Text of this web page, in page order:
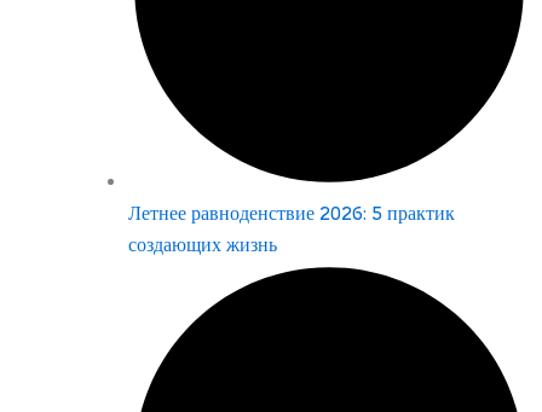
Летнее равноденствие 2026: 5 практик
создающих жизнь